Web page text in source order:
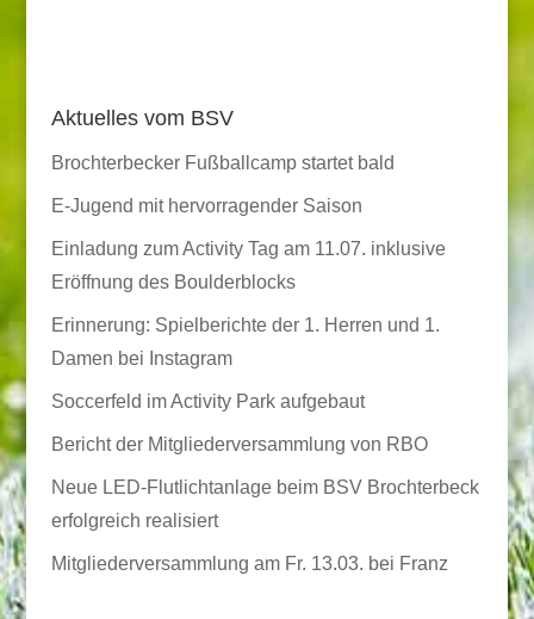
Aktuelles vom BSV
Brochterbecker Fußballcamp startet bald
E-Jugend mit hervorragender Saison
Einladung zum Activity Tag am 11.07. inklusive
Eröffnung des Boulderblocks
Erinnerung: Spielberichte der 1. Herren und 1.
Damen bei Instagram
Soccerfeld im Activity Park aufgebaut
Bericht der Mitgliederversammlung von RBO
Neue LED-Flutlichtanlage beim BSV Brochterbeck
erfolgreich realisiert
Mitgliederversammlung am Fr. 13.03. bei Franz